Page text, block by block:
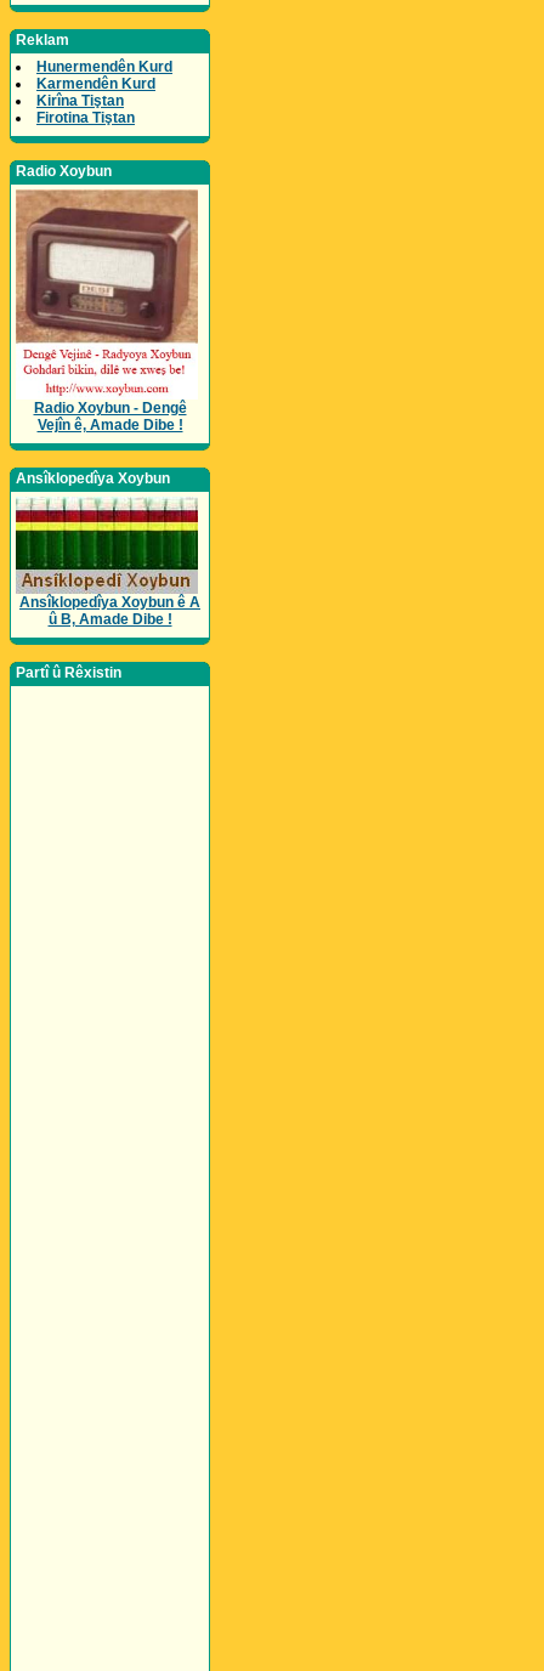
Reklam
Hunermendên Kurd
Karmendên Kurd
Kirîna Tiştan
Firotina Tiştan
Radio Xoybun
Radio Xoybun - Dengê
Vejîn ê, Amade Dibe !
Ansîklopedîya Xoybun
Ansîklopedîya Xoybun ê A
û B, Amade Dibe !
Partî û Rêxistin